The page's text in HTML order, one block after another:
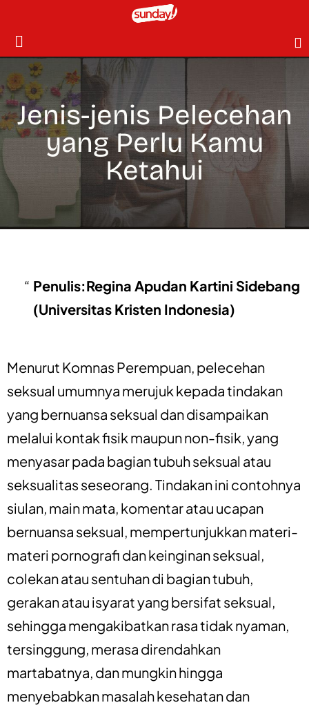
Jenis-jenis Pelecehan
yang Perlu Kamu
Ketahui
Penulis:Regina Apudan Kartini Sidebang
(Universitas Kristen Indonesia)
Menurut Komnas Perempuan, pelecehan
seksual umumnya merujuk kepada tindakan
yang bernuansa seksual dan disampaikan
melalui kontak fisik maupun non-fisik, yang
menyasar pada bagian tubuh seksual atau
seksualitas seseorang. Tindakan ini contohnya
siulan, main mata, komentar atau ucapan
bernuansa seksual, mempertunjukkan materi-
materi pornografi dan keinginan seksual,
colekan atau sentuhan di bagian tubuh,
gerakan atau isyarat yang bersifat seksual,
sehingga mengakibatkan rasa tidak nyaman,
tersinggung, merasa direndahkan
martabatnya, dan mungkin hingga
menyebabkan masalah kesehatan dan